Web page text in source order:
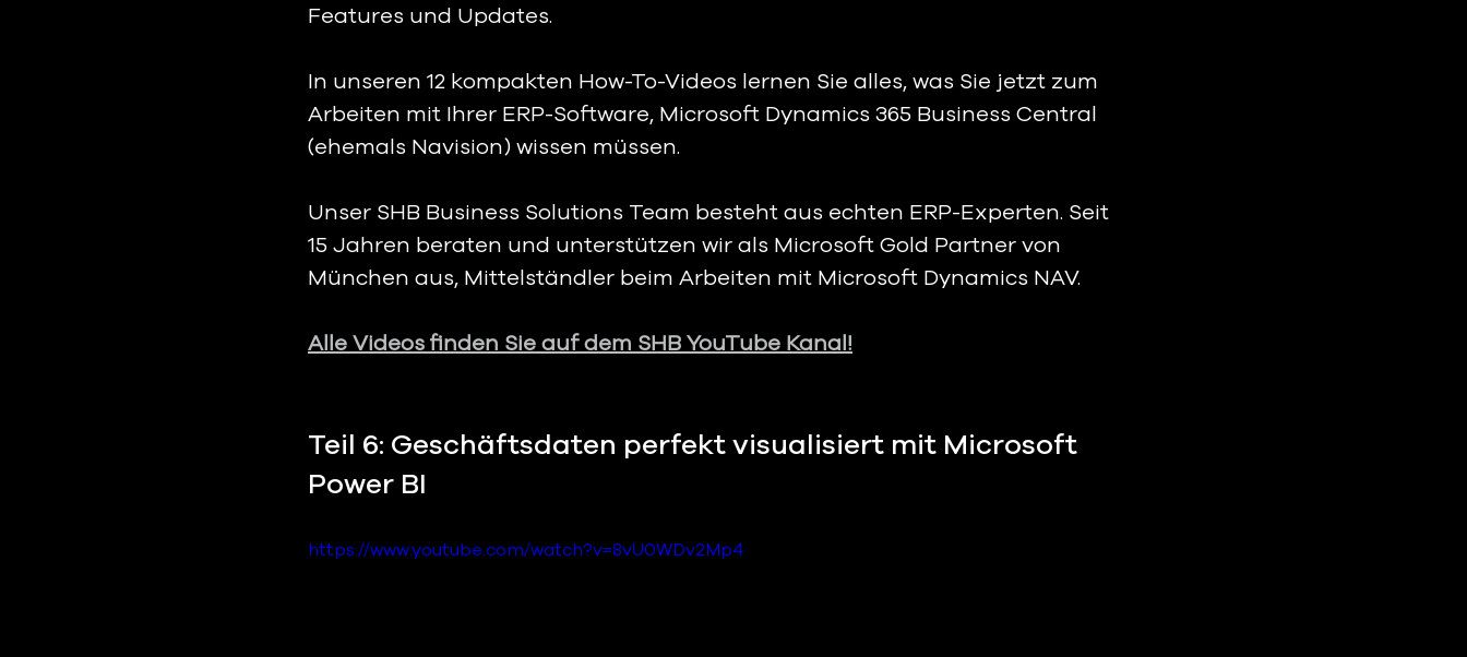
Features und Updates.
In unseren 12 kompakten How-To-Videos lernen Sie alles, was Sie jetzt zum
Arbeiten mit Ihrer ERP-Software, Microsoft Dynamics 365 Business Central
(ehemals Navision) wissen müssen.
Unser SHB Business Solutions Team besteht aus echten ERP-Experten. Seit
15 Jahren beraten und unterstützen wir als Microsoft Gold Partner von
München aus, Mittelständler beim Arbeiten mit Microsoft Dynamics NAV.
Alle Videos finden Sie auf dem SHB YouTube Kanal!
Teil 6: Geschäftsdaten perfekt visualisiert mit Microsoft
Power BI
https://www.youtube.com/watch?v=8vU0WDv2Mp4